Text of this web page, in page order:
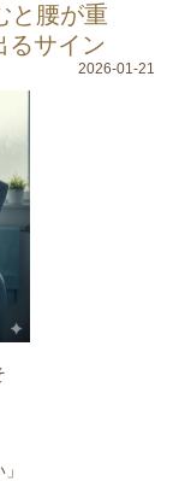
と腰が重
るサイン
2026-01-21